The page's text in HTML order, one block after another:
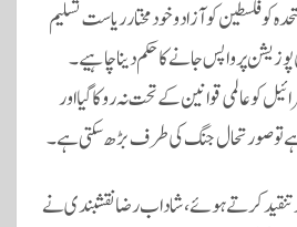
کو فلسطین کو آزاد و خودمختار ریاست تسلیم
اسرائیل کو 1963 کی پوزیشن پر واپس جانے کا حکم دینا چاہیے۔
کو عالمی قوانین کے تحت نہ روکا گیا اور
تو صورتحال جنگ کی طرف بڑھ سکتی ہے۔
تنقید کرتے ہوئے، شاداب رضا نقشبندی نے